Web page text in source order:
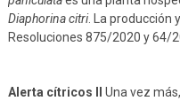
Diaphorina citri. La producción
Resoluciones 875/2020 y 64/
Alerta cítricos II Una vez